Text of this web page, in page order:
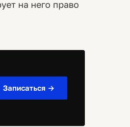
на него право
Записаться →